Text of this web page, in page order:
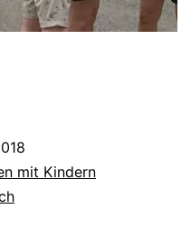
mit Kindern